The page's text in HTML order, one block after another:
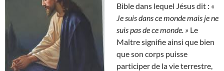
Bible dans lequel Jésus dit : «
Je suis dans ce monde mais je ne
suis pas de ce monde. » Le
Maître signifie ainsi que bien
que son corps puisse
participer de la vie terrestre,